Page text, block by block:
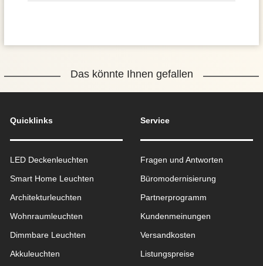
Das könnte Ihnen gefallen
Quicklinks
LED Deckenleuchten
Smart Home Leuchten
Architekturleuchten
Wohnraum­leuchten
Dimmbare Leuchten
Akkuleuchten
Service
Fragen und Antworten
Büromodernisierung
Partnerprogramm
Kundenmeinungen
Versandkosten
Listungspreise